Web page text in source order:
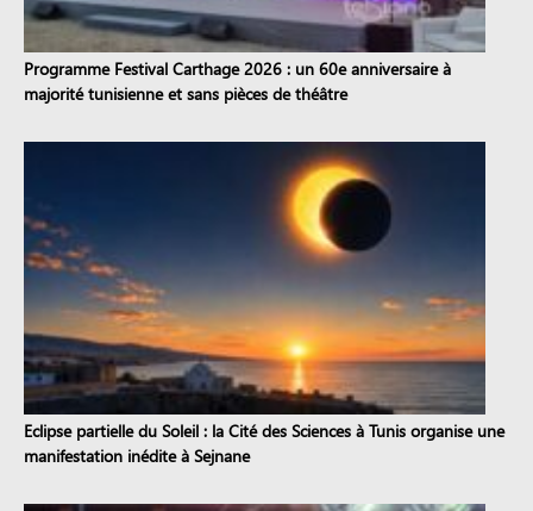
Programme Festival Carthage 2026 : un 60e anniversaire à
majorité tunisienne et sans pièces de théâtre
Eclipse partielle du Soleil : la Cité des Sciences à Tunis organise une
manifestation inédite à Sejnane